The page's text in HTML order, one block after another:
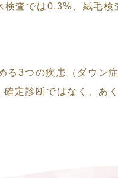
査では0.3%、絨毛検
る3つの疾患（ダウン
定診断ではなく、あ